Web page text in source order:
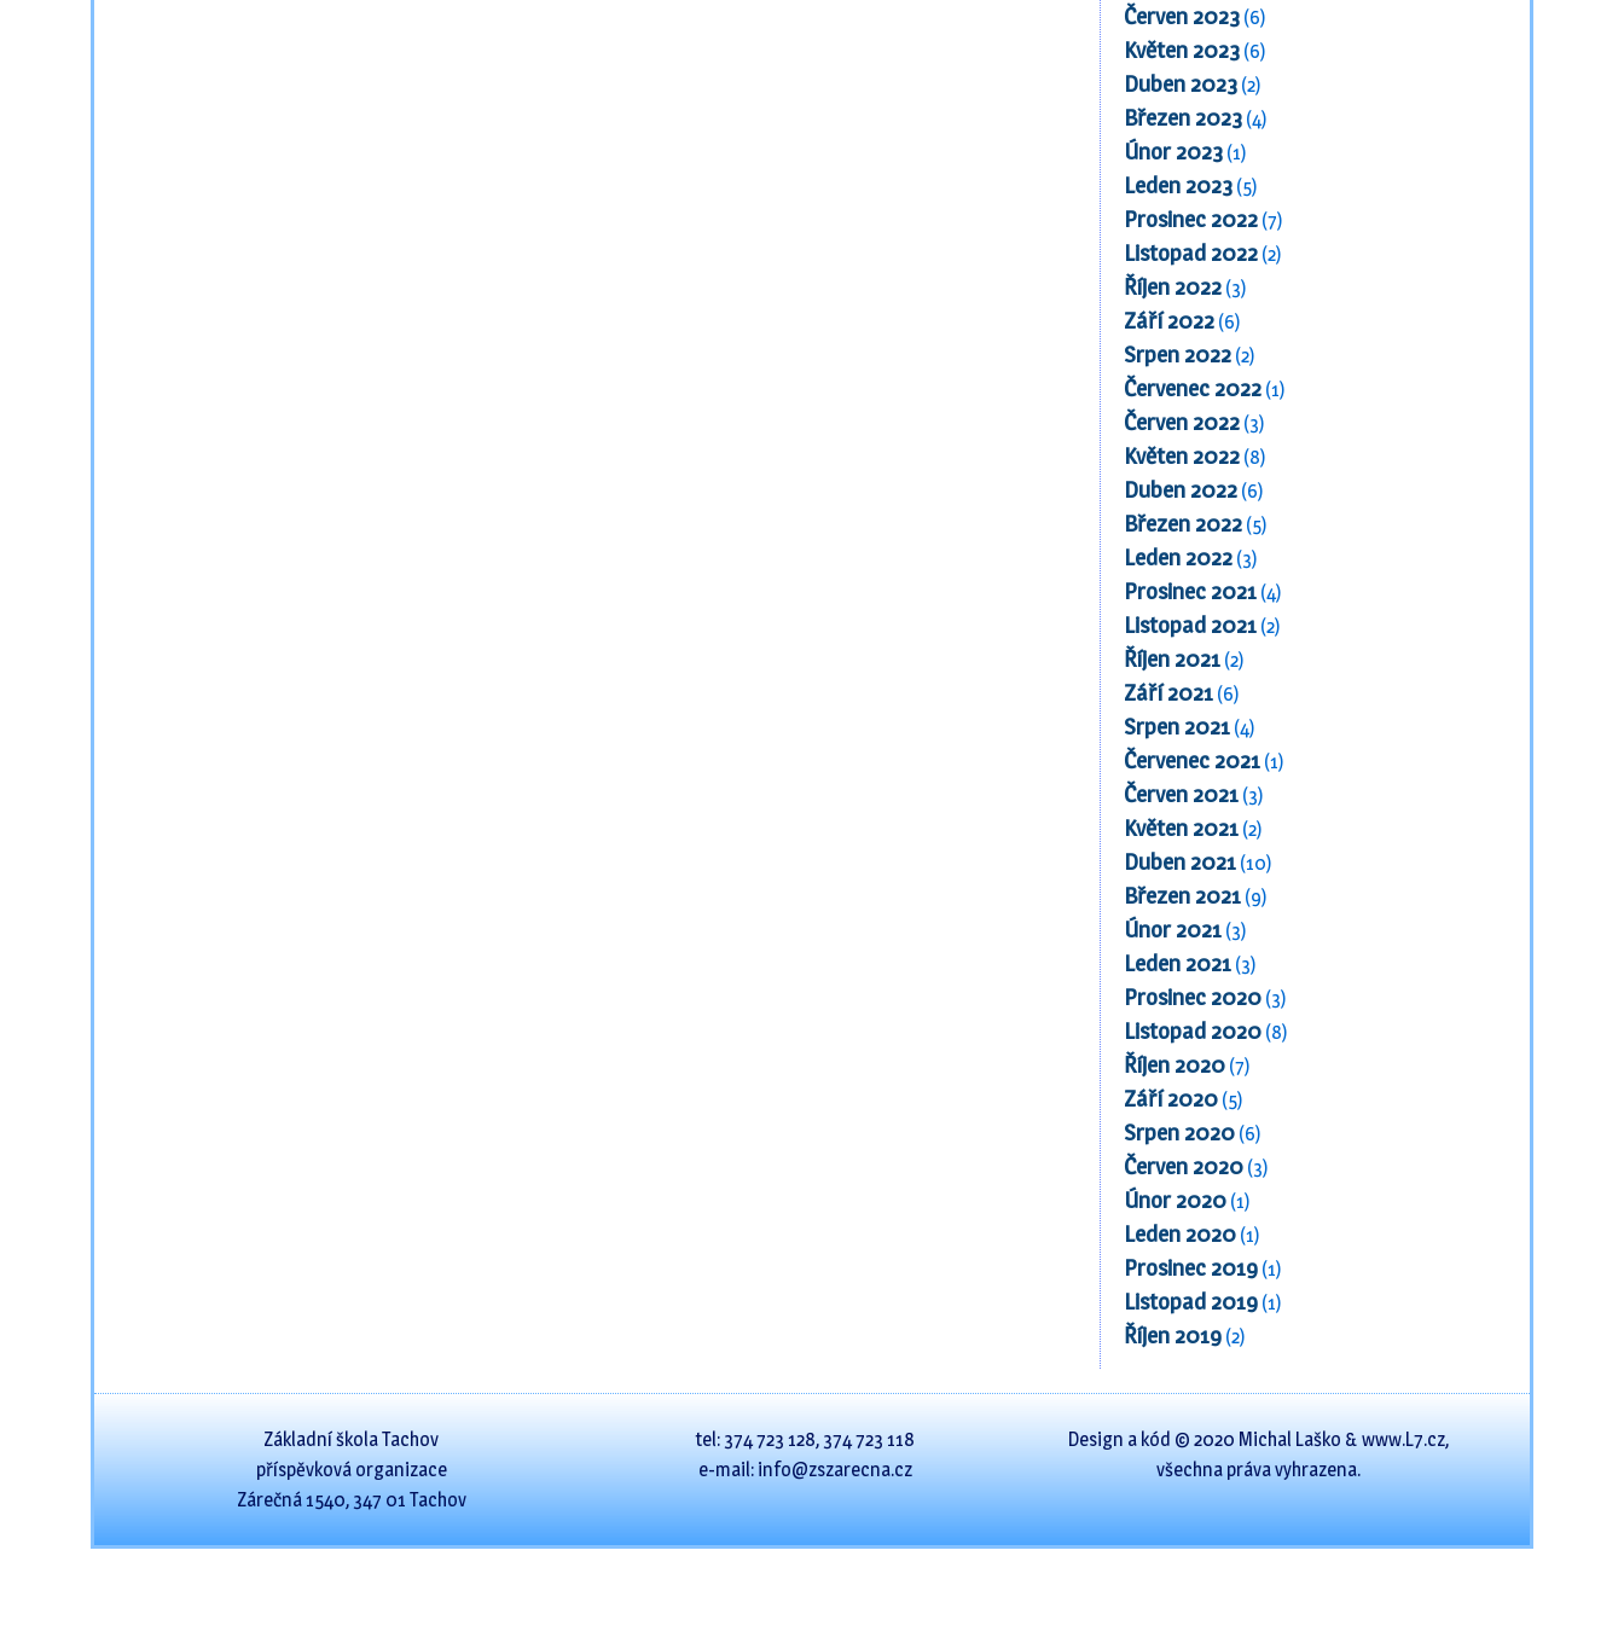
Červen 2023 (6)
Květen 2023 (6)
Duben 2023 (2)
Březen 2023 (4)
Únor 2023 (1)
Leden 2023 (5)
Prosinec 2022 (7)
Listopad 2022 (2)
Říjen 2022 (3)
Září 2022 (6)
Srpen 2022 (2)
Červenec 2022 (1)
Červen 2022 (3)
Květen 2022 (8)
Duben 2022 (6)
Březen 2022 (5)
Leden 2022 (3)
Prosinec 2021 (4)
Listopad 2021 (2)
Říjen 2021 (2)
Září 2021 (6)
Srpen 2021 (4)
Červenec 2021 (1)
Červen 2021 (3)
Květen 2021 (2)
Duben 2021 (10)
Březen 2021 (9)
Únor 2021 (3)
Leden 2021 (3)
Prosinec 2020 (3)
Listopad 2020 (8)
Říjen 2020 (7)
Září 2020 (5)
Srpen 2020 (6)
Červen 2020 (3)
Únor 2020 (1)
Leden 2020 (1)
Prosinec 2019 (1)
Listopad 2019 (1)
Říjen 2019 (2)
Základní škola Tachov
příspěvková organizace
Zárečná 1540, 347 01 Tachov
tel: 374 723 128, 374 723 118
e-mail: info@zszarecna.cz
Design a kód © 2020 Michal Laško & www.L7.cz,
všechna práva vyhrazena.